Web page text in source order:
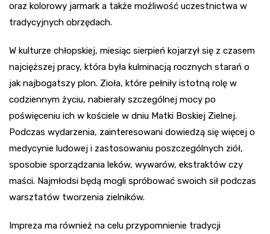
oraz kolorowy jarmark a także możliwość uczestnictwa w
tradycyjnych obrzędach.
W kulturze chłopskiej, miesiąc sierpień kojarzył się z czasem
najcięższej pracy, która była kulminacją rocznych starań o
jak najbogatszy plon. Zioła, które pełniły istotną rolę w
codziennym życiu, nabierały szczególnej mocy po
poświęceniu ich w kościele w dniu Matki Boskiej Zielnej.
Podczas wydarzenia, zainteresowani dowiedzą się więcej o
medycynie ludowej i zastosowaniu poszczególnych ziół,
sposobie sporządzania leków, wywarów, ekstraktów czy
maści. Najmłodsi będą mogli spróbować swoich sił podczas
warsztatów tworzenia zielników.
Impreza ma również na celu przypomnienie tradycji